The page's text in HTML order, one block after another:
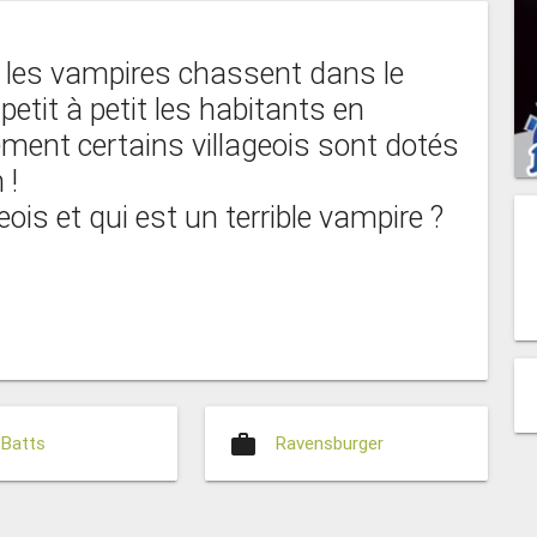
les vampires chassent dans le
à petit les habitants en
certains villageois sont dotés
!
et qui est un terrible vampire ?
work Ravensburger